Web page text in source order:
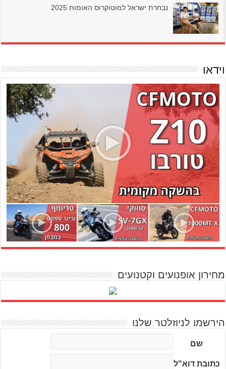
נבחרת ישראל למוטוקרוס האומות 2025
וידאו
מחירון אופנועים וקטנועים
הירשמו לניוזלטר שלנו
שם
כתובת דוא"ל